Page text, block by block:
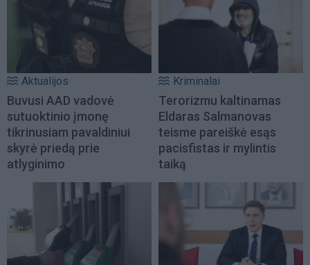
Aktualijos
Buvusi AAD vadovė
sutuoktinio įmonę
tikrinusiam pavaldiniui
skyrė priedą prie
atlyginimo
Kriminalai
Terorizmu kaltinamas
Eldaras Salmanovas
teisme pareiškė esąs
pacisfistas ir mylintis
taiką